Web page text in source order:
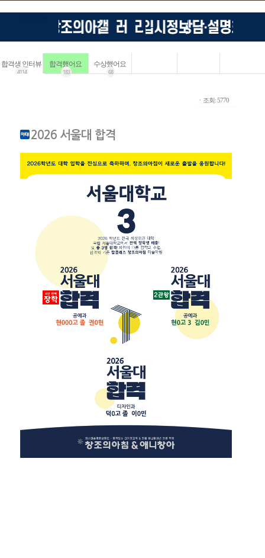
합격생 인터뷰
4114
합격했어요
183
수상했어요
68
ㆍ조회: 5770
2026 서울대 합격